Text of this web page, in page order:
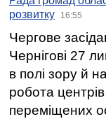
розвитку
16:55
Чергове
Чернігові 27
в полі зору й
робота
переміщених